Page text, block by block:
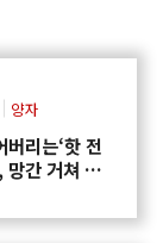
양자
리는‘핫 전
망간 거쳐 화